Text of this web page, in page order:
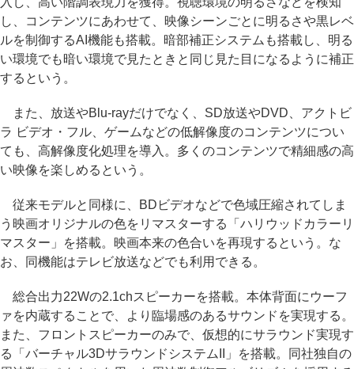
し、コンテンツにあわせて、映像シーンごとに明るさや黒レベ
ルを制御するAI機能も搭載。暗部補正システムも搭載し、明る
い環境でも暗い環境で見たときと同じ見た目になるように補正
するという。
また、放送やBlu-rayだけでなく、SD放送やDVD、アクトビ
ラ ビデオ・フル、ゲームなどの低解像度のコンテンツについ
ても、高解像度化処理を導入。多くのコンテンツで精細感の高
い映像を楽しめるという。
従来モデルと同様に、BDビデオなどで色域圧縮されてしま
う映画オリジナルの色をリマスターする「ハリウッドカラーリ
マスター」を搭載。映画本来の色合いを再現するという。な
お、同機能はテレビ放送などでも利用できる。
総合出力22Wの2.1chスピーカーを搭載。本体背面にウーフ
ァを内蔵することで、より臨場感のあるサウンドを実現する。
また、フロントスピーカーのみで、仮想的にサラウンド実現す
る「バーチャル3DサラウンドシステムII」を搭載。同社独自の